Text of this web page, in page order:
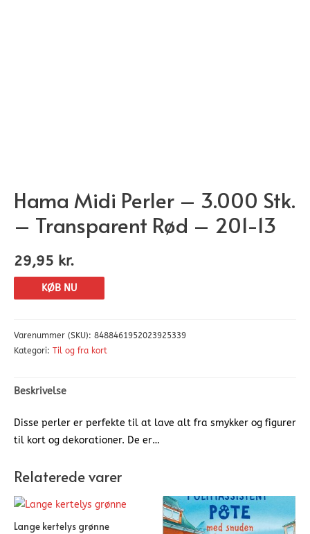
Hama Midi Perler – 3.000 Stk.
– Transparent Rød – 201-13
29,95 kr.
KØB NU
Varenummer (SKU): 8488461952023925339
Kategori: Til og fra kort
Beskrivelse
Disse perler er perfekte til at lave alt fra smykker og figurer
til kort og dekorationer. De er…
Relaterede varer
Lange kertelys grønne